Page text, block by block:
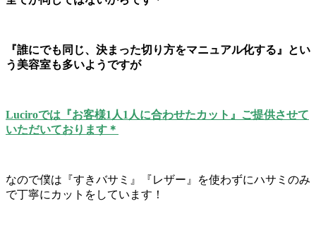
『誰にでも同じ、決まった切り方をマニュアル化する』とい
う美容室も多いようですが
Luciroでは『お客様1人1人に合わせたカット』ご提供させて
いただいております＊
なので僕は『すきバサミ』『レザー』を使わずにハサミのみ
で丁寧にカットをしています！